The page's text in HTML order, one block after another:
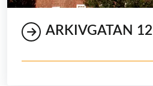
ARKIVGATAN 12